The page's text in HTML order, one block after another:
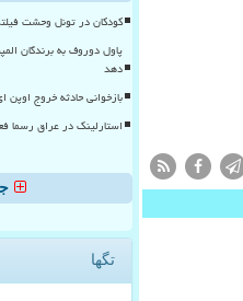
کودکان در تونل وحشت
پاول دوروف به برندگان
دهد
بازخوانی حادثه خروج اوپن
استارلینک در عراق رسما
تگها